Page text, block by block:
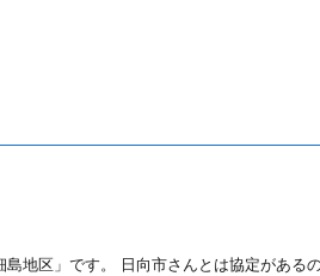
島地区」です。 日向市さんとは協定がある